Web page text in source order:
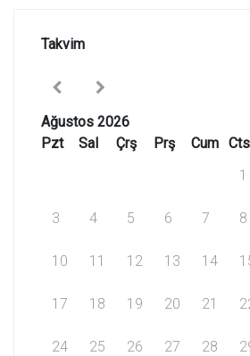
Takvim
Ağustos 2026
Pzt
Sal Çrş Prş Cum Cts
1
3 4 5 6 7 8
10 11 12 13 14
17 18 19 20 21
24 25 26 27 28